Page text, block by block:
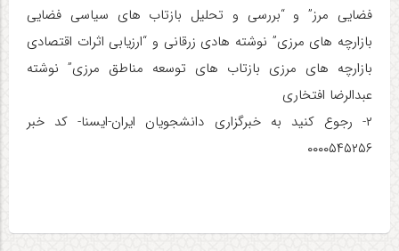
فضایی مرز” و “بررسی و تحلیل بازتاب های سیاسی فضایی
بازارچه های مرزی” نوشته هادی زرقانی و “ارزیابی اثرات اقتصادی
بازارچه های مرزی بازتاب های توسعه مناطق مرزی” نوشته
عبدالرضا افتخاری
۲- رجوع کنید به خبرگزاری دانشجویان ایران-ایسنا- کد خبر
۰۰۰۰۵۴۵۲۵۶